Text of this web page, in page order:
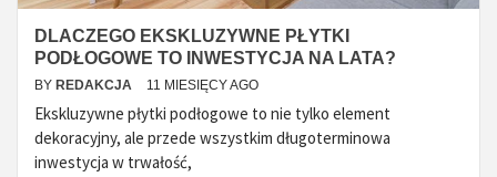
DLACZEGO EKSKLUZYWNE PŁYTKI
PODŁOGOWE TO INWESTYCJA NA LATA?
BY REDAKCJA 11 MIESIĘCY AGO
Ekskluzywne płytki podłogowe to nie tylko element
dekoracyjny, ale przede wszystkim długoterminowa
inwestycja w trwałość,